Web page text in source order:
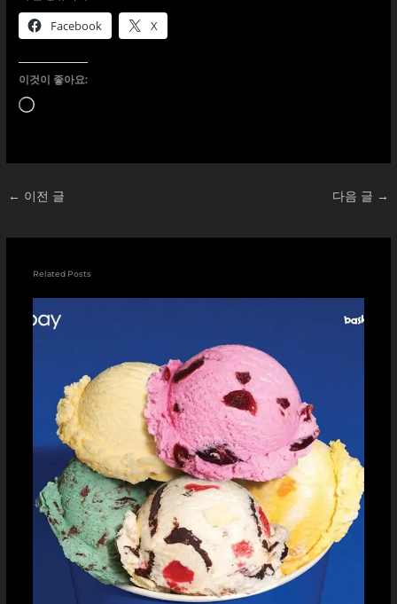
Facebook X
이것이 좋아요:
로
← 이전 글 다음 글 →
Related Posts